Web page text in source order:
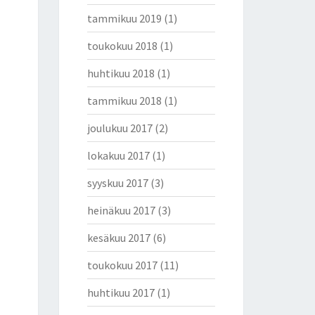
tammikuu 2019 (1)
toukokuu 2018 (1)
huhtikuu 2018 (1)
tammikuu 2018 (1)
joulukuu 2017(2)
lokakuu 2017(1)
syyskuu 2017(3)
heinäkuu 2017(3)
kesäkuu 2017(6)
toukokuu 2017(11)
huhtikuu 2017(1)